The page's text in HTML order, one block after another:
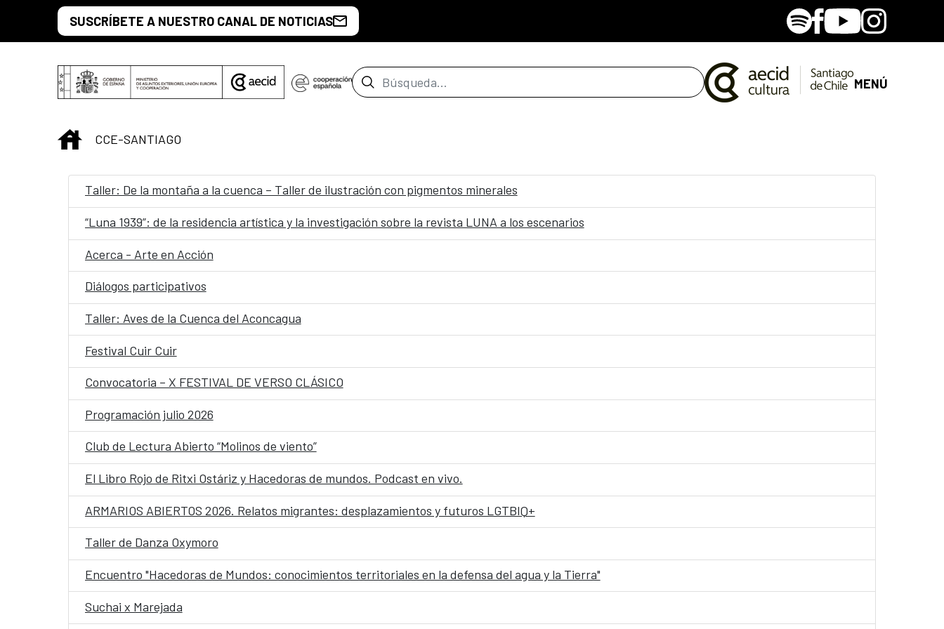
Saltar al contenido principal
SUSCRÍBETE A NUESTRO CANAL DE NOTICIAS SpotifyFacebook
YoutubeInstagram
Barra de búsqueda MENÚ
INICIO
CCE-SANTIAGO
Taller: De la montaña a la cuenca – Taller de ilustración con pigmentos minerales
“Luna 1939”: de la residencia artística y la investigación sobre la revista LUNA a los escenarios
Acerca - Arte en Acción
Diálogos participativos
Taller: Aves de la Cuenca del Aconcagua
Festival Cuir Cuir
Convocatoria – X FESTIVAL DE VERSO CLÁSICO
Programación julio 2026
Club de Lectura Abierto “Molinos de viento”
El Libro Rojo de Ritxi Ostáriz y Hacedoras de mundos. Podcast en vivo.
ARMARIOS ABIERTOS 2026. Relatos migrantes: desplazamientos y futuros LGTBIQ+
Taller de Danza Oxymoro
Encuentro "Hacedoras de Mundos: conocimientos territoriales en la defensa del agua y la Tierra"
Suchai x Marejada